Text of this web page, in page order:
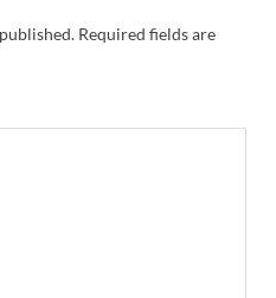
Required fields are